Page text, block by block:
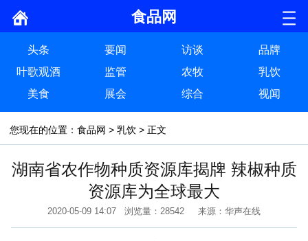
食品网
头条 要闻 访谈
品牌
叶歌观酒
监管 农牧
乳饮
美食
展会 综合 视闻
您现在的位置： 食品网 > 乳饮 > 正文
湖南省农作物种质资源库揭牌 辣椒种质
资源库为全球最大
2020-05-09 14:07 浏览量：28542 来源：华声在线